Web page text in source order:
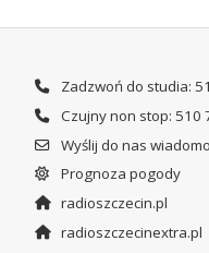
Zadzwoń do studia:
Czujny non stop: 510
Wyślij do nas
Prognoza pogody
radioszczecin.pl
radioszczecinextra.pl